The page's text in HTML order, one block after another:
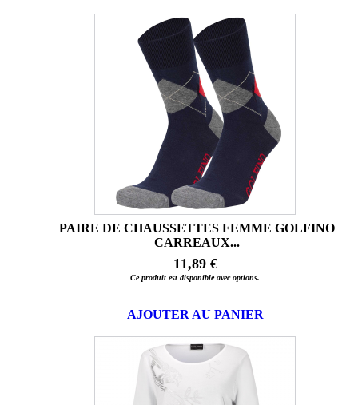
PAIRE DE CHAUSSETTES FEMME GOLFINO
CARREAUX...
11,89 €
Ce produit est disponible avec options.
AJOUTER AU PANIER